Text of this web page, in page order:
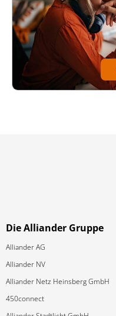
Die Alliander Gruppe
Alliander AG
Alliander NV
Alliander Netz Heinsberg GmbH
450connect